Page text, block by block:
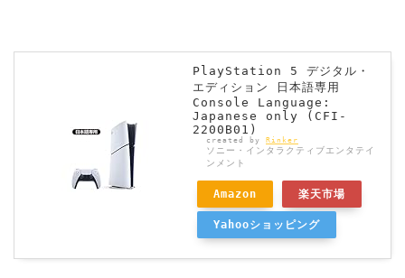
PlayStation 5 デジタル・
エディション 日本語専用
Console Language:
Japanese only (CFI-
2200B01)
created by Rinker
ソニー・インタラクティブエンタテイ
ンメント
Amazon 楽天市場
Yahooショッピング